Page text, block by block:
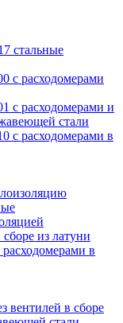
стальные
с расходомерами
с расходомерами и
стали
с расходомерами в
из латуни
в
вентилей в сборе